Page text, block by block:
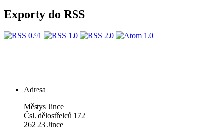
Exporty do RSS
Adresa
Městys Jince
Čsl. dělostřelců 172
262 23 Jince